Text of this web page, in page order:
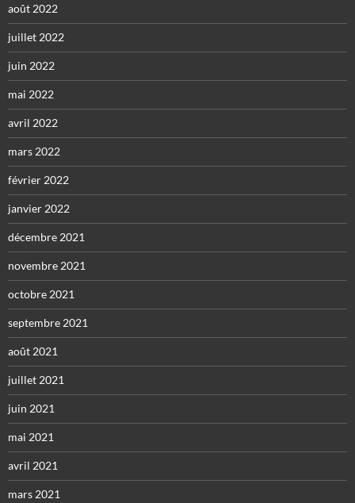
août 2022
juillet 2022
juin 2022
mai 2022
avril 2022
mars 2022
février 2022
janvier 2022
décembre 2021
novembre 2021
octobre 2021
septembre 2021
août 2021
juillet 2021
juin 2021
mai 2021
avril 2021
mars 2021